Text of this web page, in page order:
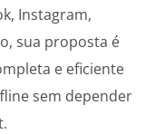
Instagram,
sua proposta é
e eficiente
sem depender